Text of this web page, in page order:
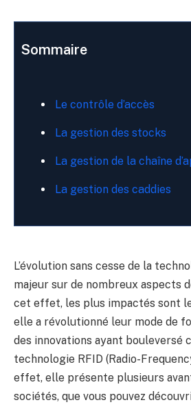
Sommaire
Le contrôle d’accès
La gestion des stocks
La gestion de la chaîne
La gestion des caddies
L’évolution sans cesse de la
majeur sur de nombreux aspects
cet effet, les plus impactés sont
elle a révolutionné leur mode de
des innovations ayant bouleversé
technologie RFID (Radio-
effet, elle présente plusieurs
sociétés, que vous pouvez